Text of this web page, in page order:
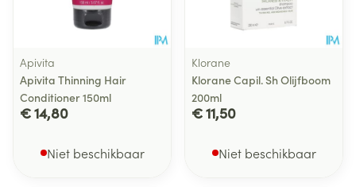
Apivita
Apivita Thinning Hair
Conditioner 150ml
€ 14,80
Niet beschikbaar
Klorane
Klorane Capil. Sh Olijfboom
200ml
€ 11,50
Niet beschikbaar